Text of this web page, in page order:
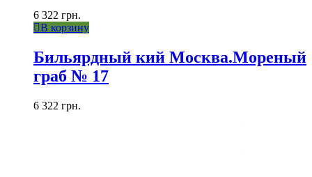
6 322 грн.
В корзину
Бильярдный кий Москва.Мореный
граб № 17
6 322 грн.